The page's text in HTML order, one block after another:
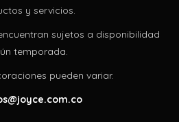
y servicios.
sujetos a disponibilidad
temporada.
pueden variar.